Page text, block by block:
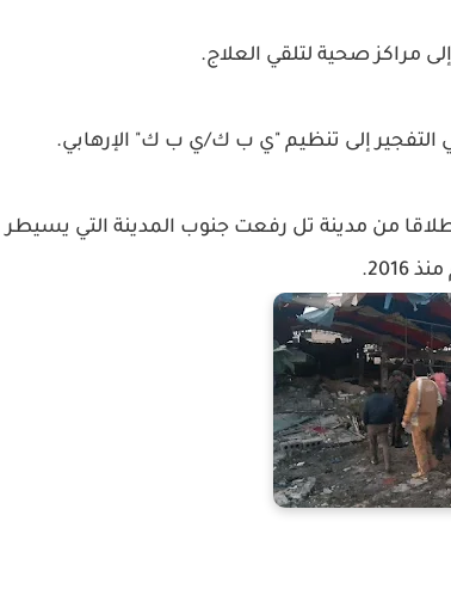
مراكز صحية لتلقي العلاج.
التفجير إلى تنظيم "ي ب ك/ي ب ك" الإرهابي.
من مدينة تل رفعت جنوب المدينة التي يسيطر
2016.